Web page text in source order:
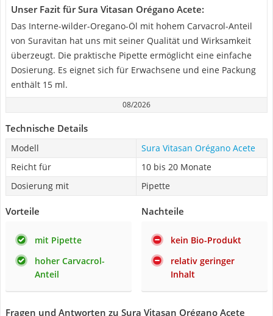
Unser Fazit für Sura Vitasan Orégano Acete:
Das Interne-wilder-Oregano-Öl mit hohem Carvacrol-Anteil
von Suravitan hat uns mit seiner Qualität und Wirksamkeit
überzeugt. Die praktische Pipette ermöglicht eine einfache
Dosierung. Es eignet sich für Erwachsene und eine Packung
enthält 15 ml.
08/2026
Technische Details
Modell
Sura Vitasan Orégano Acete
Reicht für
10 bis 20 Monate
Dosierung mit
Pipette
Vorteile
mit Pipette
hoher Carvacrol-
Anteil
Nachteile
kein Bio-Produkt
relativ geringer
Inhalt
Fragen und Antworten zu Sura Vitasan Orégano Acete